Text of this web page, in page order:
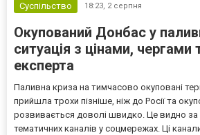
Суспільство 18:23, 2 серпня
Окупований Донбас у
ситуація з цінами, чергами
експерта
Паливна криза на тимчасово окуповані
прийшла трохи пізніше, ніж до Росії та
розвивається доволі швидко. Це видно
тематичних каналів у соцмережах. Ці